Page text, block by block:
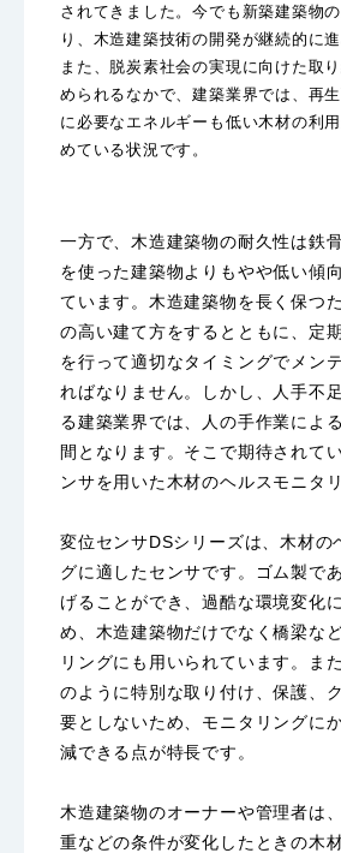
されてきました。今でも新築建築物
り、木造建築技術の開発が継続的に
また、脱炭素社会の実現に向けた取
められるなかで、建築業界では、再
に必要なエネルギーも低い木材の利
めている状況です。
一方で、木造建築物の耐久性は鉄
を使った建築物よりもやや低い傾
ています。木造建築物を長く保つ
の高い建て方をするとともに、定
を行って適切なタイミングでメン
ればなりません。しかし、人手不
る建築業界では、人の手作業によ
間となります。そこで期待されて
ンサを用いた木材のヘルスモニタ
変位センサDSシリーズは、木材の
グに適したセンサです。ゴム製で
げることができ、過酷な環境変化
め、木造建築物だけでなく橋梁な
リングにも用いられています。ま
のように特別な取り付け、保護、
要としないため、モニタリングに
減できる点が特長です。
木造建築物のオーナーや管理者は
重などの条件が変化したときの木